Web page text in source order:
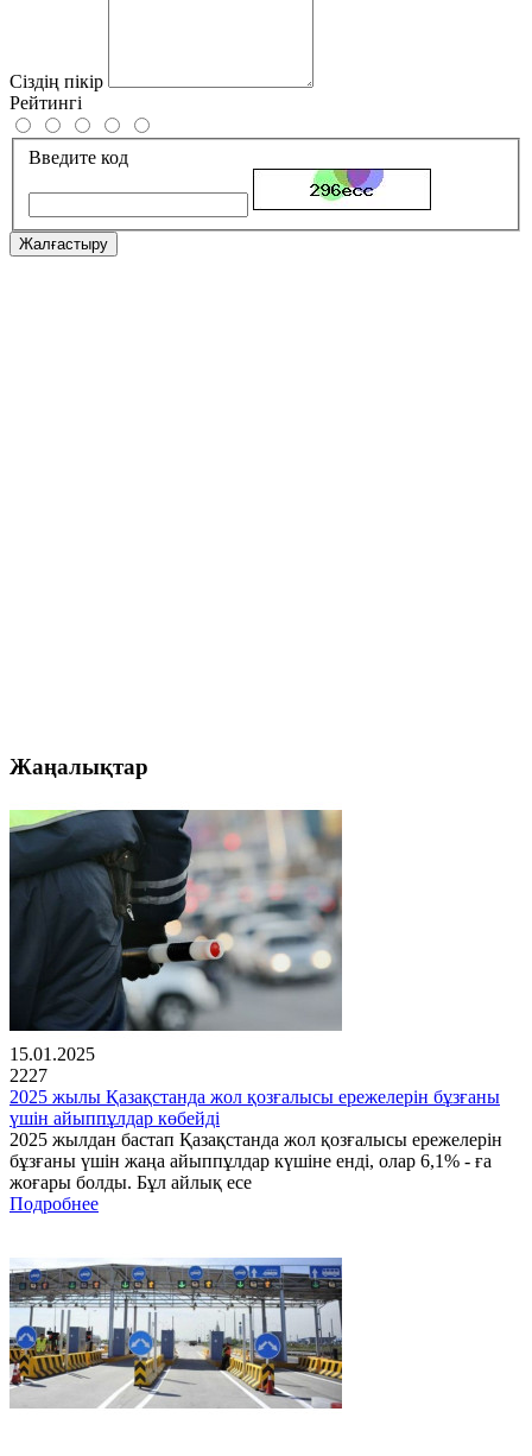
Сіздің пікір
Рейтингі
Введите код
Жалғастыру
Жаңалықтар
15.01.2025
2227
2025 жылы Қазақстанда жол қозғалысы ережелерін бұзғаны
үшін айыппұлдар көбейді
2025 жылдан бастап Қазақстанда жол қозғалысы ережелерін
бұзғаны үшін жаңа айыппұлдар күшіне енді, олар 6,1% - ға
жоғары болды. Бұл айлық есе
Подробнее